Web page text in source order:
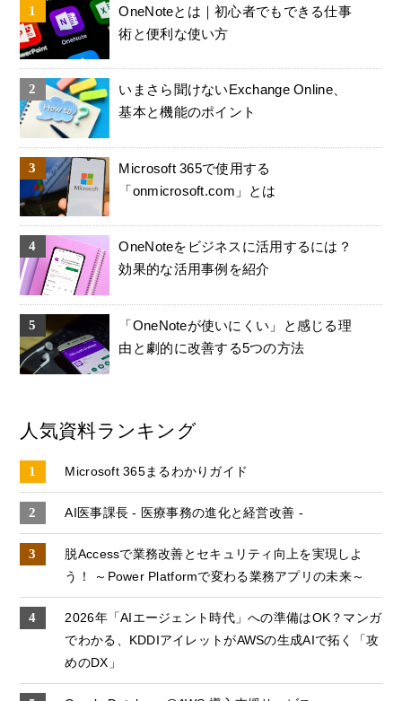
OneNoteとは｜初心者でもできる仕事
術と便利な使い方
いまさら聞けないExchange Online、
基本と機能のポイント
Microsoft 365で使用する
「onmicrosoft.com」とは
OneNoteをビジネスに活用するには？
効果的な活用事例を紹介
「OneNoteが使いにくい」と感じる理
由と劇的に改善する5つの方法
人気資料ランキング
Microsoft 365まるわかりガイド
AI医事課長 - 医療事務の進化と経営改善 -
脱Accessで業務改善とセキュリティ向上を実現しよ
う！ ～Power Platformで変わる業務アプリの未来～
2026年「AIエージェント時代」への準備はOK？マンガ
でわかる、KDDIアイレットがAWSの生成AIで拓く「攻
めのDX」